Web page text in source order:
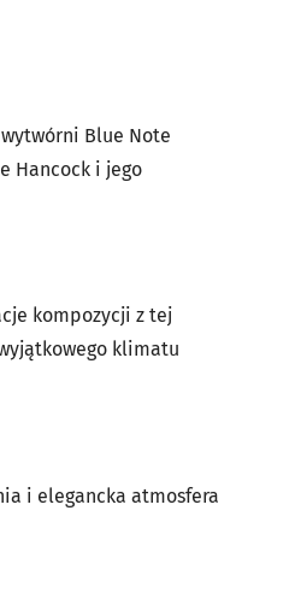
Blue Note
Hancock i jego
kompozycji z tej
klimatu
i elegancka atmosfera